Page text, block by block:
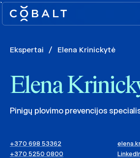
`
Ekspertai / Elena Krinickytė
Elena
Pinigų plovimo prevencijos
+370 698 53362
+370 5250 0800